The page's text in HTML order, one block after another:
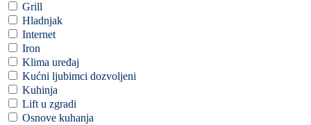
Grill
Hladnjak
Internet
Iron
Klima uređaj
Kućni ljubimci dozvoljeni
Kuhinja
Lift u zgradi
Osnove kuhanja